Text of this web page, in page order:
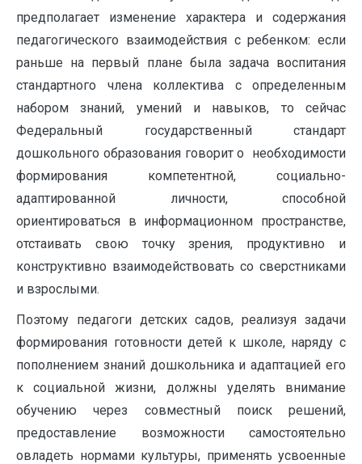
предполагает изменение характера и содержания
педагогического взаимодействия с ребенком: если
раньше на первый плане была задача воспитания
стандартного члена коллектива с определенным
набором знаний, умений и навыков, то сейчас
Федеральный государственный стандарт
дошкольного образования говорит о необходимости
формирования компетентной, социально-
адаптированной личности, способной
ориентироваться в информационном пространстве,
отстаивать свою точку зрения, продуктивно и
конструктивно взаимодействовать со сверстниками
и взрослыми.
Поэтому педагоги детских садов, реализуя задачи
формирования готовности детей к школе, наряду с
пополнением знаний дошкольника и адаптацией его
к социальной жизни, должны уделять внимание
обучению через совместный поиск решений,
предоставление возможности самостоятельно
овладеть нормами культуры, применять усвоенные